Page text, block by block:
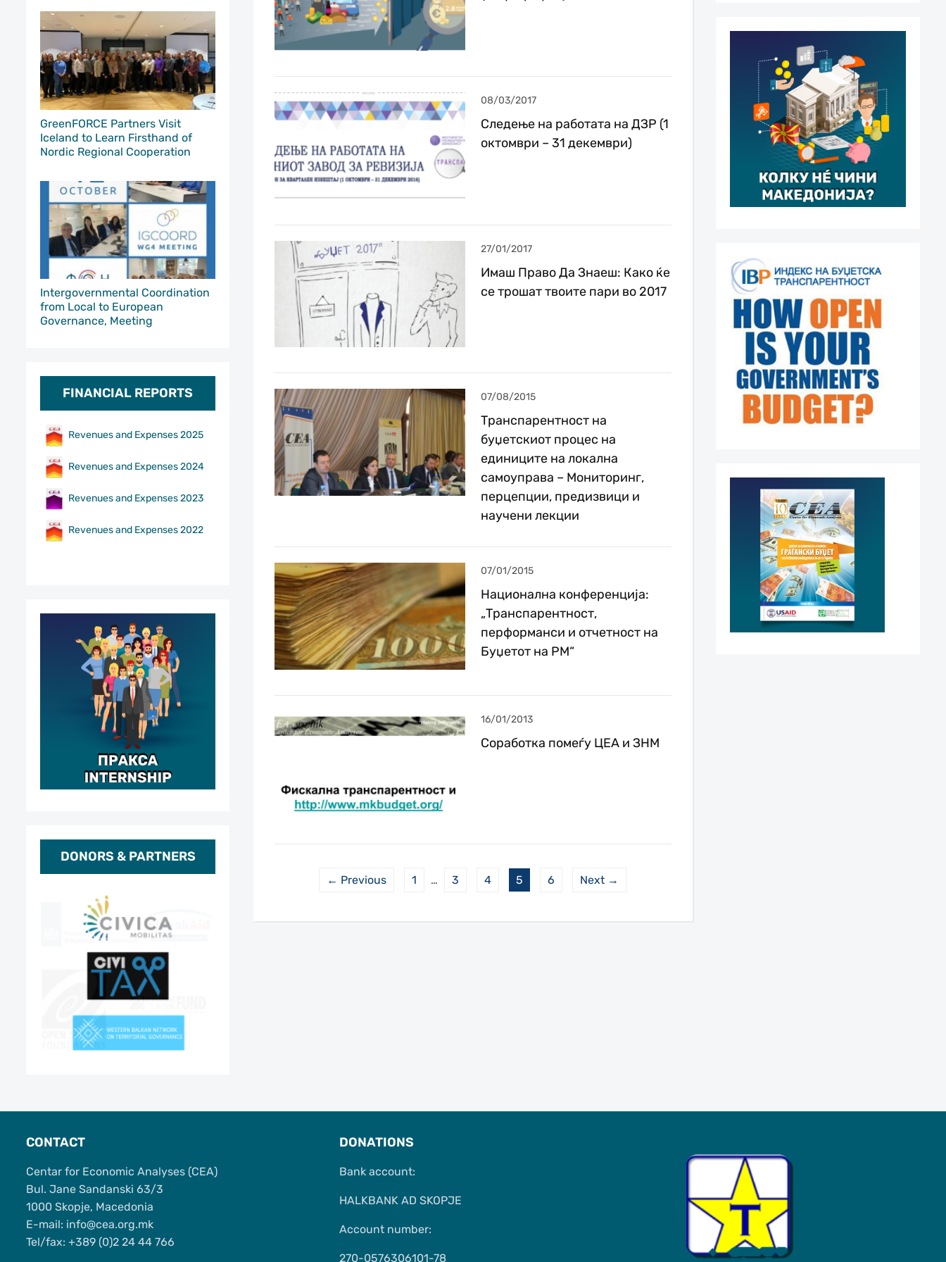
GreenFORCE Partners Visit
Iceland to Learn Firsthand of
Nordic Regional Cooperation
Intergovernmental Coordination
from Local to European
Governance, Meeting
FINANCIAL REPORTS
Revenues and Expenses 2025
Revenues and Expenses 2024
Revenues and Expenses 2023
Revenues and Expenses 2022
DONORS & PARTNERS
08/03/2017
Следење на работата на ДЗР (1
октомври – 31 декември)
27/01/2017
Имаш Право Да Знаеш: Како ќе
се трошат твоите пари во 2017
07/08/2015
Транспарентност на
буџетскиот процес на
единиците на локална
самоуправа – Мониторинг,
перцепции, предизвици и
научени лекции
07/01/2015
Национална конференција:
„Транспарентност,
перформанси и отчетност на
Буџетот на РМ“
16/01/2013
Соработка помеѓу ЦЕА и ЗНМ
← Previous 1 … 3 4 5 6 Next →
CONTACT
Centar for Economic Analyses (CEA)
Bul. Jane Sandanski 63/3
1000 Skopje, Macedonia
Е-mail: info@cea.org.mk
Tel/fax: +389 (0)2 24 44 766
DONATIONS
Bank account:
HALKBANK AD SKOPJE
Account number:
270-0576306101-78